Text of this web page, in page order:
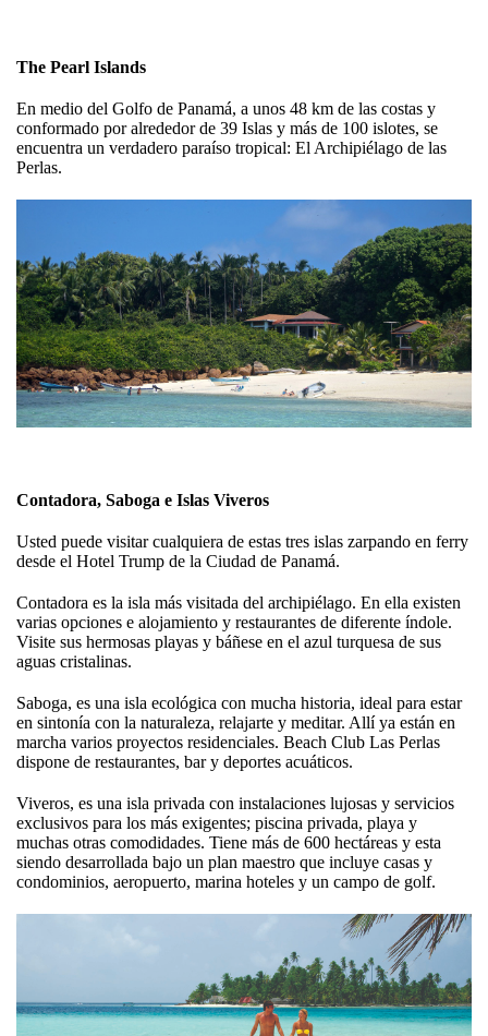
The Pearl Islands
En medio del Golfo de Panamá, a unos 48 km de las costas y
conformado por alrededor de 39 Islas y más de 100 islotes, se
encuentra un verdadero paraíso tropical: El Archipiélago de las
Perlas.
Contadora, Saboga e Islas Viveros
Usted puede visitar cualquiera de estas tres islas zarpando en ferry
desde el Hotel Trump de la Ciudad de Panamá.
Contadora es la isla más visitada del archipiélago. En ella existen
varias opciones e alojamiento y restaurantes de diferente índole.
Visite sus hermosas playas y báñese en el azul turquesa de sus
aguas cristalinas.
Saboga, es una isla ecológica con mucha historia, ideal para estar
en sintonía con la naturaleza, relajarte y meditar. Allí ya están en
marcha varios proyectos residenciales. Beach Club Las Perlas
dispone de restaurantes, bar y deportes acuáticos.
Viveros, es una isla privada con instalaciones lujosas y servicios
exclusivos para los más exigentes; piscina privada, playa y
muchas otras comodidades. Tiene más de 600 hectáreas y esta
siendo desarrollada bajo un plan maestro que incluye casas y
condominios, aeropuerto, marina hoteles y un campo de golf.